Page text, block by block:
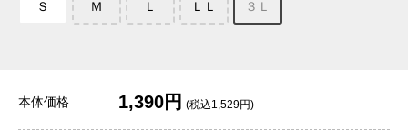
Ｓ Ｍ Ｌ ＬＬ ３Ｌ
本体価格 1,390円 (税込1,529円)